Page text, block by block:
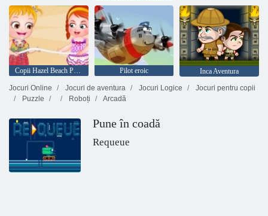
Copii Hazel Beach Party Pilot eroic
Inca Aventura
Jocuri Online
Jocuri de aventura Jocuri Logice
Jocuri pentru copii
Puzzle
Roboți Arcadă
Pune în coadă
Requeue